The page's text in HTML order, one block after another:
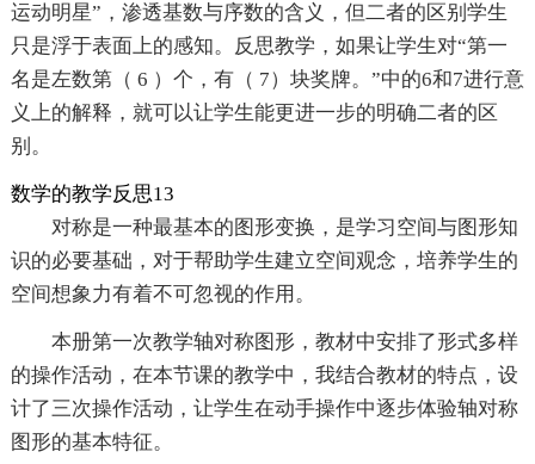
运动明星”，渗透基数与序数的含义，但二者的区别学生
只是浮于表面上的感知。反思教学，如果让学生对“第一
名是左数第（ 6 ）个，有（ 7）块奖牌。”中的6和7进行意
义上的解释，就可以让学生能更进一步的明确二者的区
别。
数学的教学反思13
对称是一种最基本的图形变换，是学习空间与图形知
识的必要基础，对于帮助学生建立空间观念，培养学生的
空间想象力有着不可忽视的作用。
本册第一次教学轴对称图形，教材中安排了形式多样
的操作活动，在本节课的教学中，我结合教材的特点，设
计了三次操作活动，让学生在动手操作中逐步体验轴对称
图形的基本特征。